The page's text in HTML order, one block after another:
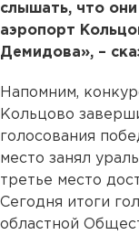
слышать, что
аэропорт
Демидова», –
Напомним,
Кольцово
голосования
место занял
третье место
Сегодня итоги
областной